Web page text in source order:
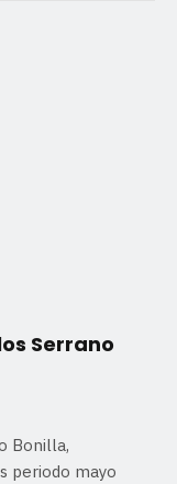
Serrano
Bonilla,
periodo mayo